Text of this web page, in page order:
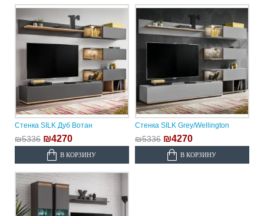
Стенка SILK Дуб Вотан
₪5336 ₪4270
В КОРЗИНУ
Стенка SILK Grey/Wellington
₪5336 ₪4270
В КОРЗИНУ